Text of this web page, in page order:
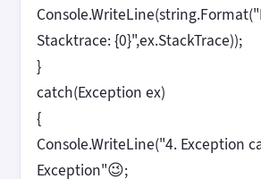
Stacktrace: {0}",ex.StackTrace));
}
catch(Exception ex)
{
Console.WriteLine("4. Exception
Exception"😉;